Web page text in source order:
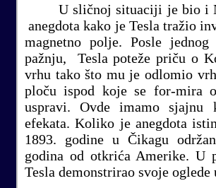
U sličnoj situaciji je bio i
anegdota kako je Tesla tražio
magnetno polje. Posle
pažnju, Tesla poteže priču o
vrhu tako što mu je odlomio
ploču ispod koje se for-mira
uspravi. Ovde imamo sjajnu
efekata. Koliko je anegdota
1893. godine u Čikagu
godina od otkrića Amerike. U
Tesla demonstrirao svoje